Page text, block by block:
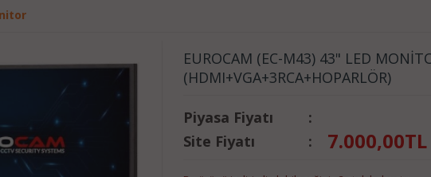
EUROCAM (EC-M43) 43" LED
(HDMI+VGA+3RCA+HOPARLÖR)
Piyasa Fiyatı
:
Site Fiyatı
: 7.000,00TL